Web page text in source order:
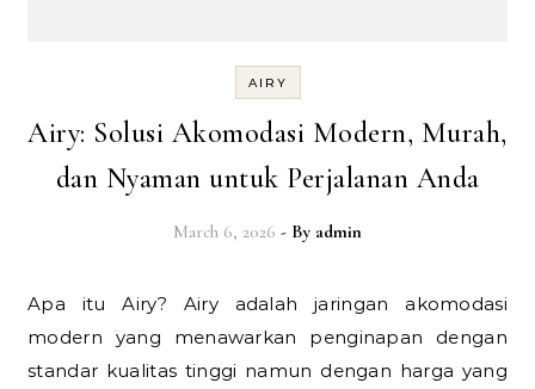
AIRY
Airy: Solusi Akomodasi Modern, Murah,
dan Nyaman untuk Perjalanan Anda
March 6, 2026 - By admin
Apa itu Airy? Airy adalah jaringan akomodasi
modern yang menawarkan penginapan dengan
standar kualitas tinggi namun dengan harga yang